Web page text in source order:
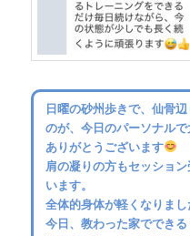
日曜の砂州歩きで、仙骨
のが、今日のパーソナルで
ありがとうございます
肩の凝りの方もセッショ
います。
全体的身体が軽くなりまし
今日、教わった家ででき